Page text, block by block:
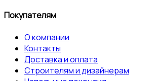
Покупателям
О компании
Контакты
Доставка и оплата
Строителям и дизайнерам